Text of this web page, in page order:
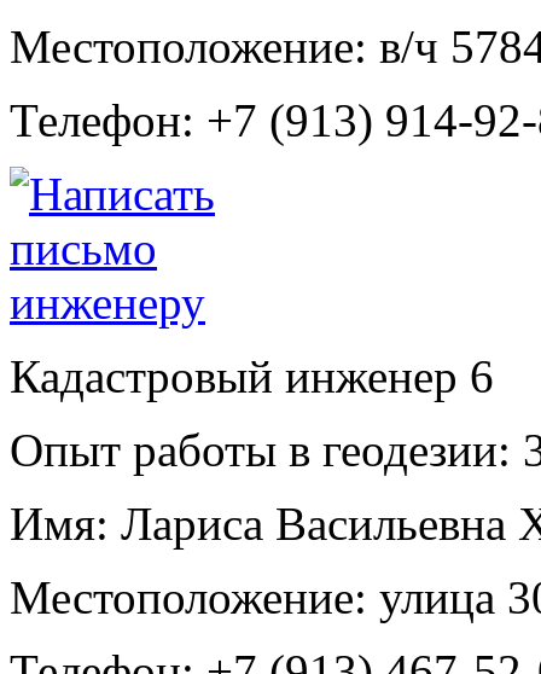
Местоположение: в/ч
Телефон: +7 (913) 914-
Кадастровый инженер 6
Опыт работы в геодезии:
Имя: Лариса Васильевна
Местоположение: улица